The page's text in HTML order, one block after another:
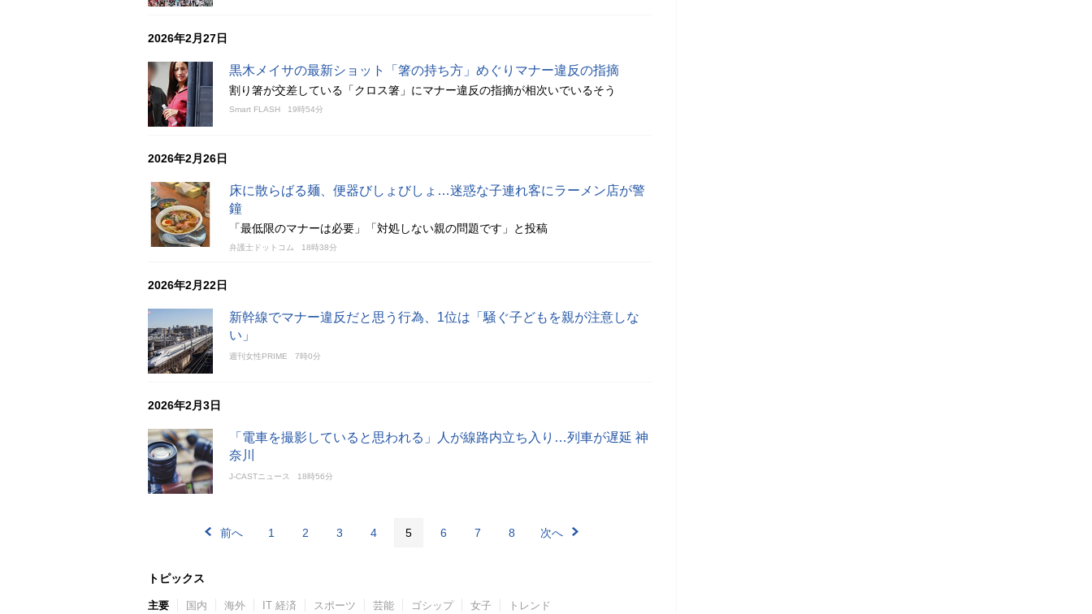
2026年2月27日
黒木メイサの最新ショット「箸の持ち方」めぐりマナー違反の指摘
割り箸が交差している「クロス箸」にマナー違反の指摘が相次いでいるそう
Smart FLASH 19時54分
2026年2月26日
床に散らばる麺、便器びしょびしょ…迷惑な子連れ客にラーメン店が警
鐘
「最低限のマナーは必要」「対処しない親の問題です」と投稿
弁護士ドットコム 18時38分
2026年2月22日
新幹線でマナー違反だと思う行為、1位は「騒ぐ子どもを親が注意しな
い」
週刊女性PRIME 7時0分
2026年2月3日
「電車を撮影していると思われる」人が線路内立ち入り…列車が遅延 神
奈川
J-CASTニュース 18時56分
前へ 1 2 3 4 5 6 7 8 次へ
トピックス
主要 国内 海外 IT 経済 スポーツ 芸能 ゴシップ 女子 トレンド